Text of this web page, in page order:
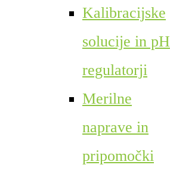
Kalibracijske
solucije in pH
regulatorji
Merilne
naprave in
pripomočki